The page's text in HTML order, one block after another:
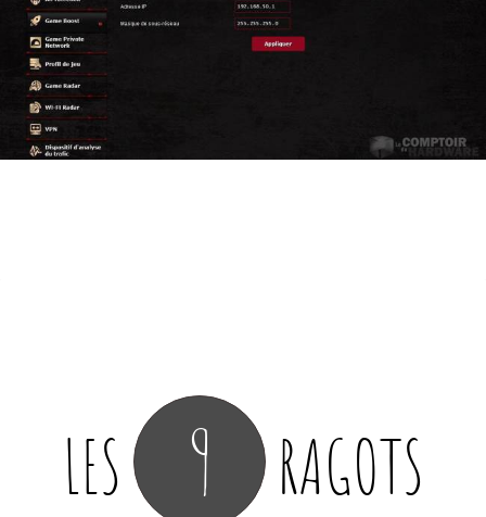
LES 9 RAGOTS